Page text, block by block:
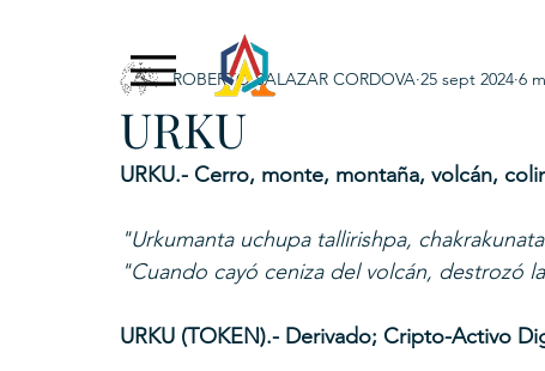
6.
Exclusive Content ADNPL IGRP LATAM2021
URKU
ROBERTO SALAZAR CORDOVA 25 sept 2024 6
URKU.- Cerro, monte, montaña, volcán,
"Urkumanta uchupa tallirishpa,
"Cuando cayó ceniza del volcán, destrozó
URKU (TOKEN).- Derivado; Cripto-Activo